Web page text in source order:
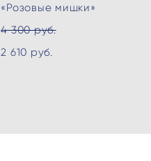
«Розовые мишки»
4 300 pуб.
2 610 pуб.